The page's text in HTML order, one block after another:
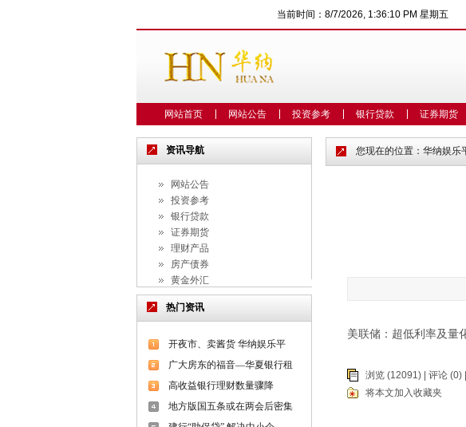
网站首页 网站公告 投资参考 银行贷款 证券期货
当前时间： 8/7/2026, 1:36:10 PM 星期五
您现在的位置： 华纳娱乐
美联储：超低利率及量
浏览 (12091) | 评论 (0)
将本文加入收藏夹
资讯导航
网站公告
投资参考
银行贷款
证券期货
理财产品
房产债券
黄金外汇
信托私募
保险基金
市场研究
理财团队
热门资讯
开夜市、卖酱货 华纳娱乐平
广大房东的福音—华夏银行租
高收益银行理财数量骤降
地方版国五条或在两会后密集